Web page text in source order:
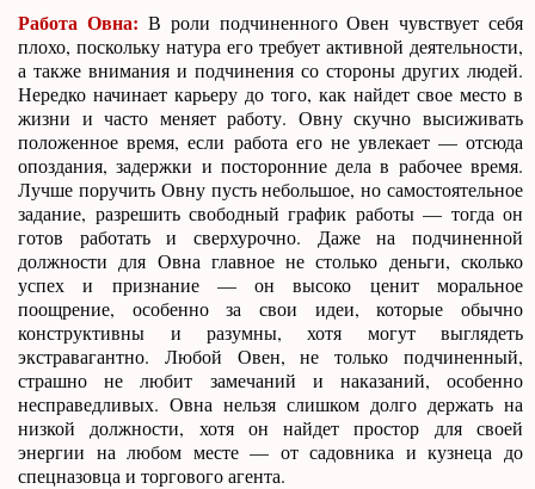
Работа Овна: В роли подчиненного Овен чувствует себя
плохо, поскольку натура его требует активной деятельности,
а также внимания и подчинения со стороны других людей.
Нередко начинает карьеру до того, как найдет свое место в
жизни и часто меняет работу. Овну скучно высиживать
положенное время, если работа его не увлекает — отсюда
опоздания, задержки и посторонние дела в рабочее время.
Лучше поручить Овну пусть небольшое, но самостоятельное
задание, разрешить свободный график работы — тогда он
готов работать и сверхурочно. Даже на подчиненной
должности для Овна главное не столько деньги, сколько
успех и признание — он высоко ценит моральное
поощрение, особенно за свои идеи, которые обычно
конструктивны и разумны, хотя могут выглядеть
экстравагантно. Любой Овен, не только подчиненный,
страшно не любит замечаний и наказаний, особенно
несправедливых. Овна нельзя слишком долго держать на
низкой должности, хотя он найдет простор для своей
энергии на любом месте — от садовника и кузнеца до
спецназовца и торгового агента.